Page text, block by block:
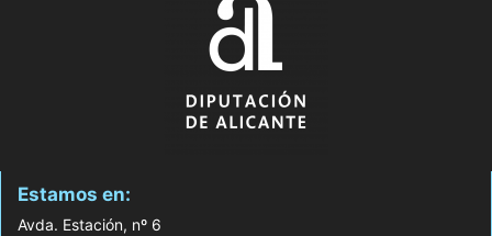
Estamos en:
Avda. Estación, nº 6